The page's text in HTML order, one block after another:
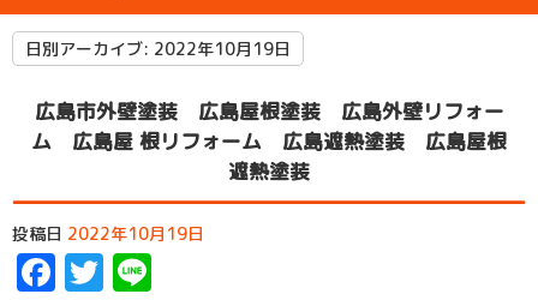
日別アーカイブ: 2022年10月19日
広島市外壁塗装 広島屋根塗装 広島外壁リフォー
ム 広島屋 根リフォーム 広島遮熱塗装 広島屋根
遮熱塗装
投稿日 2022年10月19日
Facebook
Twitter